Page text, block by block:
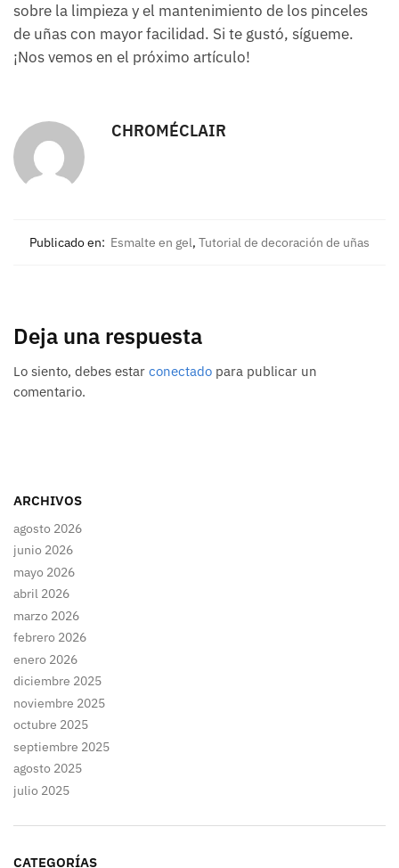
sobre la limpieza y el mantenimiento de los pinceles
de uñas con mayor facilidad. Si te gustó, sígueme.
¡Nos vemos en el próximo artículo!
CHROMÉCLAIR
Publicado en: Esmalte en gel, Tutorial de decoración de uñas
Deja una respuesta
Lo siento, debes estar conectado para publicar un
comentario.
ARCHIVOS
agosto 2026
junio 2026
mayo 2026
abril 2026
marzo 2026
febrero 2026
enero 2026
diciembre 2025
noviembre 2025
octubre 2025
septiembre 2025
agosto 2025
julio 2025
CATEGORÍAS